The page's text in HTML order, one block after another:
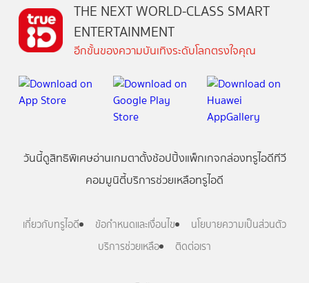
THE NEXT WORLD-CLASS SMART
ENTERTAINMENT
อีกขั้นของความบันเทิงระดับโลกตรงใจคุณ
วันนี้ดูสิทธิพิเศษอ่านเกมตาตั้งช้อปปิ้งแพ็กเกจกล่องทรูไอดีทีวี
คอมมูนิตี้บริการช่วยเหลือทรูไอดี
เกี่ยวกับทรูไอดี ข้อกำหนดและเงื่อนไข
นโยบายความเป็นส่วนตัว
บริการช่วยเหลือ
ติดต่อเรา